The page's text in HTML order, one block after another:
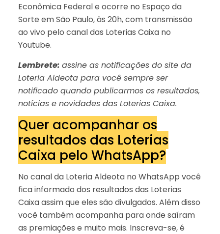
Econômica Federal e ocorre no Espaço da
Sorte em São Paulo, às 20h, com transmissão
ao vivo pelo canal das Loterias Caixa no
Youtube.
Lembrete: assine as notificações do site da
Loteria Aldeota para você sempre ser
notificado quando publicarmos os resultados,
notícias e novidades das Loterias Caixa.
Quer acompanhar os
resultados das Loterias
Caixa pelo WhatsApp?
No canal da Loteria Aldeota no WhatsApp você
fica informado dos resultados das Loterias
Caixa assim que eles são divulgados. Além disso
você também acompanha para onde saíram
as premiações e muito mais. Inscreva-se, é